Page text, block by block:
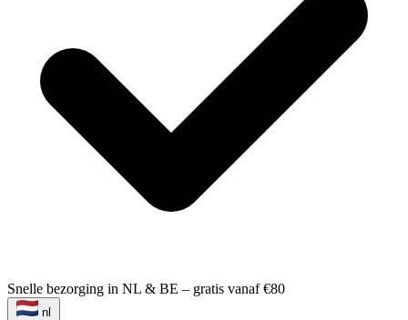
Snelle bezorging in NL & BE – gratis vanaf €80
nl